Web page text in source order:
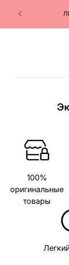
100%
оригинальные
товары